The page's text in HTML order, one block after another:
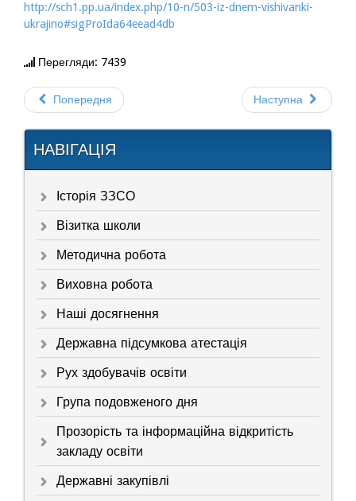
http://sch1.pp.ua/index.php/10-n/503-iz-dnem-vishivanki-
ukrajino#sigProIda64eead4db
Перегляди: 7439
Попередня Наступна
НАВІГАЦІЯ
Історія ЗЗСО
Візитка школи
Методична робота
Виховна робота
Наші досягнення
Державна підсумкова атестація
Рух здобувачів освіти
Група подовженого дня
Прозорість та інформаційна відкритість
закладу освіти
Державні закупівлі